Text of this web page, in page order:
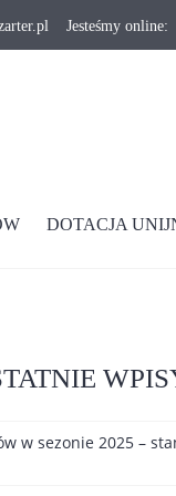
Jesteśmy online:
DOTACJA
w sezonie 2025 –